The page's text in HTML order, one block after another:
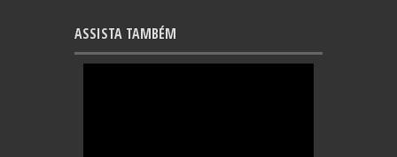
ASSISTA TAMBÉM